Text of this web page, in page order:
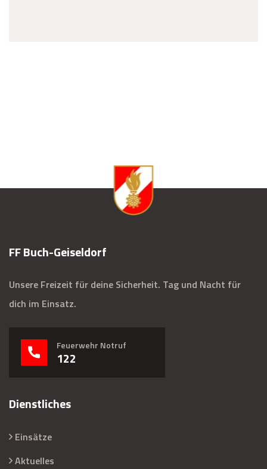
FF Buch-Geiseldorf
Unsere Freizeit für deine Sicherheit. Tag und Nacht für
dich im Einsatz.
Feuerwehr Notruf
122
Dienstliches
Einsätze
Aktuelles